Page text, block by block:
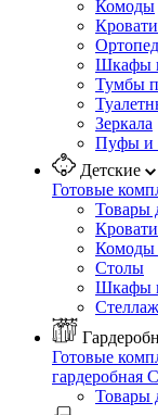
Комоды
Кровати
Шкафы
Тумбы
Зеркала
Пуфы и
Детские
Готовые
Товары
Кровати
Комоды
Столы
Шкафы
Готовые
гардеробная
Товары